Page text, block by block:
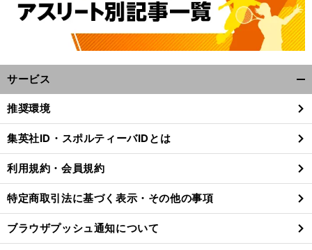
サービス
閉
る
推奨環境
集英社ID・スポルティーバIDとは
利用規約・会員規約
特定商取引法に基づく表示・その他の事項
ブラウザプッシュ通知について